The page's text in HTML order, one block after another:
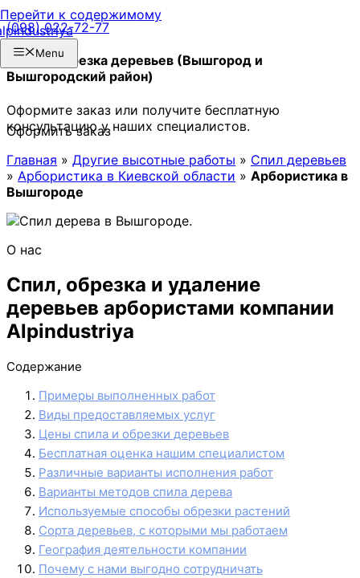
Перейти к содержимому
Menu
(098) 022-72-77
Спил и обрезка деревьев (Вышгород и
Вышгородский район)
Оформите заказ или получите бесплатную
консультацию у наших специалистов.
Оформить заказ
Главная » Другие высотные работы » Спил деревьев
» Арбористика в Киевской области » Арбористика в
Вышгороде
О нас
Спил, обрезка и удаление
деревьев арбористами компании
Alpindustriya
Содержание
Примеры выполненных работ
Виды предоставляемых услуг
Цены спила и обрезки деревьев
Бесплатная оценка нашим специалистом
Различные варианты исполнения работ
Варианты методов спила дерева
Используемые способы обрезки растений
Сорта деревьев, с которыми мы работаем
География деятельности компании
Почему с нами выгодно сотрудничать